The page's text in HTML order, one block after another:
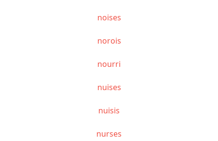
noises
norois
nourri
nuises
nuisis
nurses